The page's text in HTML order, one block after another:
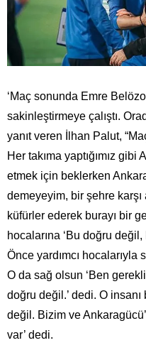
‘Maç sonunda Emre
sakinleştirmeye çalıştı.
yanıt veren İlhan Palut,
Her takıma yaptığımız
etmek için beklerken
demeyeyim, bir şehre
küfürler ederek burayı bir
hocalarına ‘Bu doğru
Önce yardımcı
O da sağ olsun ‘Ben
doğru değil.’ dedi. O
değil. Bizim ve
var’ dedi.